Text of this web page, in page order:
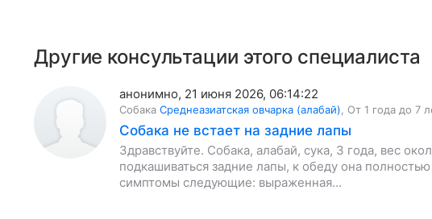
Другие консультации этого специалиста
анонимно, 21 июня 2026, 06:14:22
Собака Среднеазиатская овчарка (алабай) От 1 года до 7
Собака не встает на задние лапы
Здравствуйте. Собака, алабай, сука, 3 года, вес
подкашиваться задние лапы, к обеду она
симптомы следующие: выраженная…